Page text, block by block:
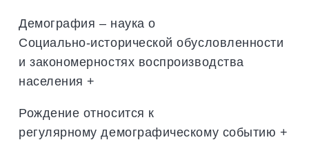
Демография – наука о
Социально-исторической обусловленности
и закономерностях воспроизводства
населения +
Рождение относится к
регулярному демографическому событию +